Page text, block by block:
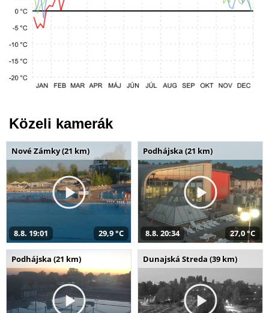
Közeli kamerák
Nové Zámky (21 km)
8.8. 19:01 29,9 °C
Podhájska (21 km)
8.8. 20:34 27,0 °C
Podhájska (21 km) Dunajská Streda (39 km)